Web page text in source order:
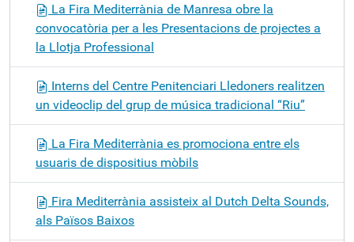
La Fira Mediterrània de Manresa obre la
convocatòria per a les Presentacions de projectes a
la Llotja Professional
Interns del Centre Penitenciari Lledoners realitzen
un videoclip del grup de música tradicional “Riu”
La Fira Mediterrània es promociona entre els
usuaris de dispositius mòbils
Fira Mediterrània assisteix al Dutch Delta Sounds,
als Països Baixos